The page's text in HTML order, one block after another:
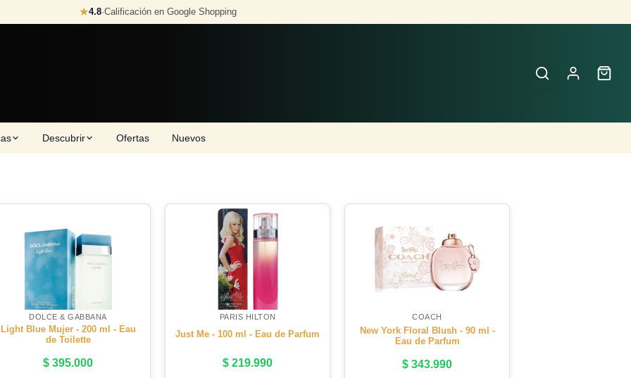
★4.8·Calificación en Google Shopping
Descubrir Ofertas Nuevos
DOLCE & GABBANA
Light Blue Mujer - 200 ml - Eau
de Toilette
$ 395.000
PARIS HILTON
Just Me - 100 ml - Eau de Parfum
$ 219.990
COACH
New York Floral Blush - 90 ml -
Eau de Parfum
$ 343.990